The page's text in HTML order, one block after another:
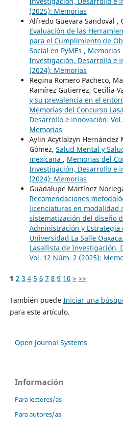
(2025): Memorias
Alfredo Guevara Sandoval ,
Evaluación de las
para el Cumplimiento de
Social en PyMEs , Memorias
Investigación, Desarrollo e
(2024): Memorias
Regina Romero Pacheco,
Ramírez Gutierrez, Cecilia
y su prevalencia en el
Memorias del Concurso
Desarrollo e innovación:
Memorias
Aylin Acytlalzyn Hernández
Gómez, Salud Mental y
mexicana , Memorias del
Investigación, Desarrollo e
(2024): Memorias
Guadalupe Martínez
Recomendaciones
licenciaturas en modalidad
sistematización del diseño
Administración y Estrategia
Universidad La Salle Oaxaca.
Lasallista de Investigación,
Vol. 12 Núm. 2 (2025):
1 2 3 4 5 6 7 8 9 10 > >>
También puede Iniciar una
para este artículo.
Open Journal Systems
Información
Para lectores/as
Para autores/as